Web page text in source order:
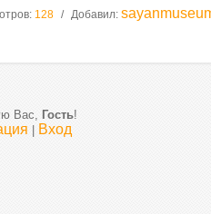
128 Добавил:
Вас, Гость!
Вход